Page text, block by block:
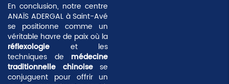
En conclusion, notre centre
ANAÏS ADERGAL à Saint-Avé
se positionne comme un
véritable havre de paix où la
réflexologie et les
techniques de médecine
traditionnelle chinoisese
conjuguent pour offrir un